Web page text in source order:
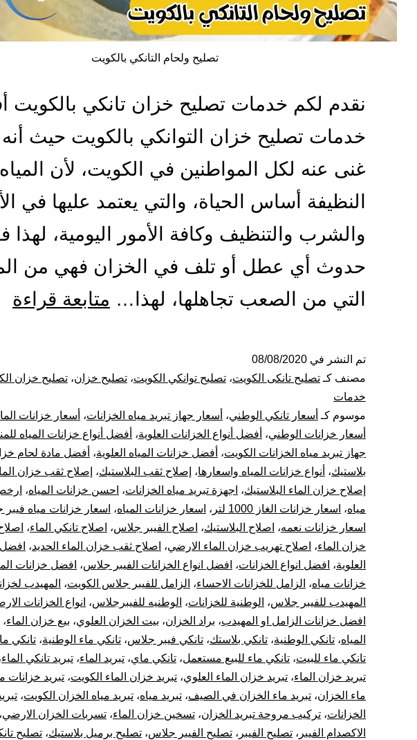
تصليح ولحام التانكي بالكويت
نقدم لكم خدمات تصليح خزان تانكي بالكويت
خدمات تصليح خزان التوانكي بالكويت حيث أنه
غنى عنه لكل المواطنين في الكويت، لأن المياه
النظيفة أساس الحياة، والتي يعتمد عليها في
والشرب والتنظيف وكافة الأمور اليومية، لهذا
حدوث أي عطل أو تلف في الخزان فهي من
التي من الصعب تجاهلها، لهذا… متابعة قراءة
تم النشر في 08/08/2020
مصنف كـ تصليح تانكى الكويت، تصليح توانكي الكويت، تصليح خزان، تصليح خزان
خدمات
موسوم كـ أسعار تانكي الوطني، أسعار جهاز تبريد مياه الخزانات، أسعار خزانات
أسعار خزانات الوطني، أفضل أنواع الخزانات العلوية، أفضل أنواع خزانات المياه
جهاز تبريد مياه الخزانات الكويت، أفضل خزانات المياه العلوية، أفضل مادة لحام
بلاستيك، أنواع خزانات المياه واسعارها، إصلاح ثقب البلاستيك، إصلاح ثقب خزان
إصلاح خزان الماء البلاستيك، اجهزة تبريد مياه الخزانات، احسن خزانات المياه،
مياه، اسعار خزانات الغاز 1000 لتر ، اسعار خزانات المياه، اسعار خزانات مياه
اسعار خزانات نعمه، اصلاح البلاستيك، اصلاح الفيبر جلاس، اصلاح تانكي الماء،
خزان الماء، اصلاح تهريب خزان الماء الارضي، اصلاح ثقب خزان الماء الحديد،
العلوية، افضل انواع الخزانات، افضل انواع الخزانات الفيبر جلاس، افضل خزانات
خزانات مياه، الزامل للخزانات الاحساء، الزامل للفيبر جلاس الكويت، المهيدب
المهيدب للفيبر جلاس، الوطنية للخزانات، الوطنيه للفيبرجلاس، انواع الخزانات
افضل خزانات الزامل او المهيدب، براد الخزان، بيت الخزان العلوي، بيع خزان الماء،
المياه، تانكي الوطنية، تانكي بلاستك، تانكي فيبر جلاس، تانكي ماء الوطنية، تانكي
تانكي ماء للبيت، تانكي ماء للبيع مستعمل، تانكي ماي، تبريد الماء، تبريد تانكي الماء
تبريد خزان الماء، تبريد خزان الماء العلوي، تبريد خزان الماء الكويت، تبريد خزانات
ماء الخزان، تبريد ماء الخزان في الصيف، تبريد مياه، تبريد مياه الخزان الكويت،
الخزانات، تركيب مروحة تبريد الخزان، تسخين خزان الماء، تسربات الخزان الارضي،
الاكصدام الفيبر ، تصليح الفيبر ، تصليح الفيبر جلاس، تصليح برميل بلاستيك، تصليح